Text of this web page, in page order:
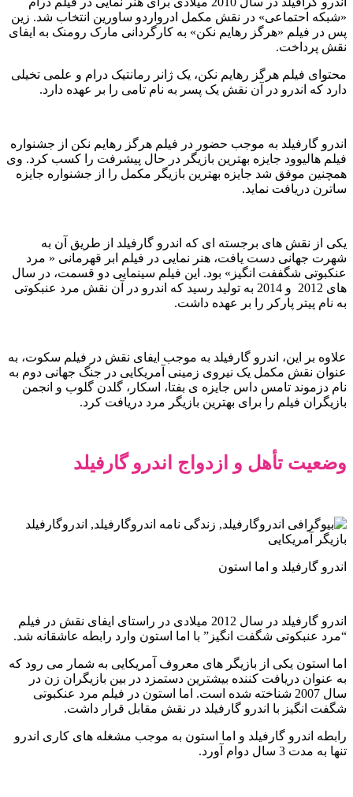
«شبکه احتماعی» در نقش مکمل ادرواردو ساورین انتخاب شد. زین
پس در فیلم «هرگز رهایم نکن» به کارگردانی مارک رومنک به ایفای
نقش پرداخت.
محتوای فیلم هرگز رهایم نکن، یک ژانر رمانتیک درام و علمی تخیلی
دارد که اندرو در آن نقش یک پسر به نام تامی را بر عهده دارد.
اندرو گارفیلد به موجب حضور در فیلم هرگز رهایم نکن از جشنواره
فیلم هالیوود جایزه بهترین بازیگر در حال پیشرفت را کسب کرد. وی
همچنین موفق شد جایزه بهترین بازیگر مکمل را از جشنواره جایزه
ساترن دریافت نماید.
یکی از نقش های برجسته ای که اندرو گارفیلد از طریق آن به
شهرت جهانی دست یافت، هنر نمایی در فیلم ابر قهرمانی « مرد
عنکبوتی شگففت انگیز» بود. این فیلم سینمایی دو قسمت، در سال
های 2012 و 2014 به تولید رسید که اندرو در آن نقش مرد عنبکوتی
به نام پیتر پارکر را بر عهده داشت.
علاوه بر این، اندرو گارفیلد به موجب ایفای نقش در فیلم سکوت، به
عنوان نقش مکمل یک نیروی زمینی آمریکایی در جنگ جهانی دوم به
نام دزموند تامس داس جایزه ی بفتا، اسکار، گلدن گلوب و انجمن
بازیگران فیلم را برای بهترین بازیگر مرد دریافت کرد.
وضعیت تأهل و ازدواج اندرو گارفیلد
اندرو گارفیلد و اما استون
اندرو گارفیلد در سال 2012 میلادی در راستای ایفای نقش در فیلم
“مرد عنبکوتی شگفت انگیز” با اما استون وارد رابطه عاشقانه شد.
اما استون یکی از بازیگر های معروف آمریکایی به شمار می رود که
به عنوان دریافت کننده بیشترین دستمزد در بین بازیگران زن در
سال 2007 شناخته شده است. اما استون در فیلم مرد عنکبوتی
شگفت انگیز با اندرو گارفیلد در نقش مقابل قرار داشت.
رابطه اندرو گارفیلد و اما استون به موجب مشغله های کاری اندرو
تنها به مدت 3 سال دوام آورد.